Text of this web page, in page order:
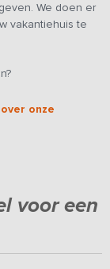
We doen er
vakantiehuis te
onze
voor een